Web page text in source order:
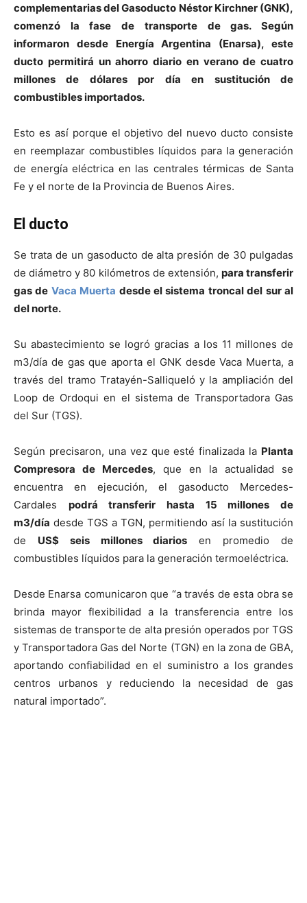
complementarias del Gasoducto Néstor Kirchner (GNK),
comenzó la fase de transporte de gas. Según
informaron desde Energía Argentina (Enarsa), este
ducto permitirá un ahorro diario en verano de cuatro
millones de dólares por día en sustitución de
combustibles importados.
Esto es así porque el objetivo del nuevo ducto consiste
en reemplazar combustibles líquidos para la generación
de energía eléctrica en las centrales térmicas de Santa
Fe y el norte de la Provincia de Buenos Aires.
El ducto
Se trata de un gasoducto de alta presión de 30 pulgadas
de diámetro y 80 kilómetros de extensión, para transferir
gas de Vaca Muerta desde el sistema troncal del sur al
del norte.
Su abastecimiento se logró gracias a los 11 millones de
m3/día de gas que aporta el GNK desde Vaca Muerta, a
través del tramo Tratayén-Salliqueló y la ampliación del
Loop de Ordoqui en el sistema de Transportadora Gas
del Sur (TGS).
Según precisaron, una vez que esté finalizada la Planta
Compresora de Mercedes, que en la actualidad se
encuentra en ejecución, el gasoducto Mercedes-
Cardales podrá transferir hasta 15 millones de
m3/día desde TGS a TGN, permitiendo así la sustitución
de US$ seis millones diarios en promedio de
combustibles líquidos para la generación termoeléctrica.
Desde Enarsa comunicaron que “a través de esta obra se
brinda mayor flexibilidad a la transferencia entre los
sistemas de transporte de alta presión operados por TGS
y Transportadora Gas del Norte (TGN) en la zona de GBA,
aportando confiabilidad en el suministro a los grandes
centros urbanos y reduciendo la necesidad de gas
natural importado”.